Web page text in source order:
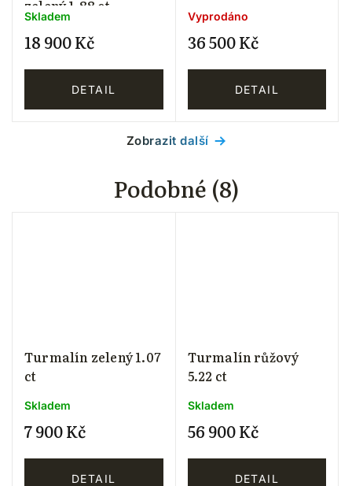
zelený 1.88 ct
Skladem
18 900 Kč
DETAIL
Vyprodáno
36 500 Kč
DETAIL
Zobrazit další
Podobné (8)
Turmalín zelený 1.07
ct
Skladem
7 900 Kč
DETAIL
Turmalín růžový
5.22 ct
Skladem
56 900 Kč
DETAIL